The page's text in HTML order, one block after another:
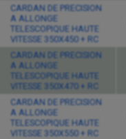
CARDAN DE PRECISION
A ALLONGE
TELESCOPIQUE HAUTE
VITESSE 350X450 + RC
CARDAN DE PRECISION
A ALLONGE
TELESCOPIQUE HAUTE
VITESSE 350X470 + RC
CARDAN DE PRECISION
A ALLONGE
TELESCOPIQUE HAUTE
VITESSE 350X550 + RC